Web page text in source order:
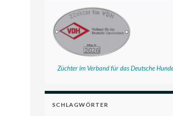
Züchter im Verband für das Deutsche
SCHLAGWÖRTER